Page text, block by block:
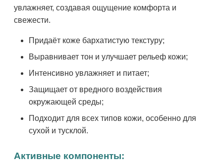
увлажняет, создавая ощущение комфорта и
свежести.
Придаёт коже бархатистую текстуру;
Выравнивает тон и улучшает рельеф кожи;
Интенсивно увлажняет и питает;
Защищает от вредного воздействия
окружающей среды;
Подходит для всех типов кожи, особенно для
сухой и тусклой.
Активные компоненты: